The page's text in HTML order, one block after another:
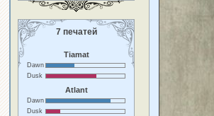
7 печатей
Tiamat
Dawn
Dusk
Atlant
Dawn
Dusk